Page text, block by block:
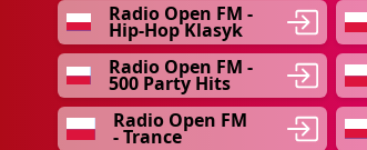
Radio Open FM -
Hip-Hop Klasyk
Radio Open FM -
500 Party Hits
Radio Open FM
- Trance